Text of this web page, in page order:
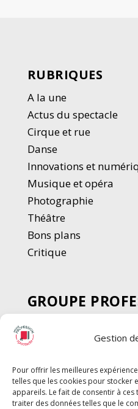
Gestion
Pour offrir les meilleures
telles que les cookies pour stocker
appareils. Le fait de consentir à
traiter des données telles que le
RUBRIQUES
A la une
Actus du spectacle
Cirque et rue
Danse
Innovations et
Musique et opéra
Photographie
Théâtre
Bons plans
Critique
GROUPE
SPECTACLE
Chèque Intermittents
Chèque Compta
Chèque Emploi